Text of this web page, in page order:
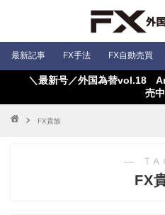
最新記事 FX手法 FX自動売買
＼最新号／外国為替vol.18
売
FX貴族
―
FX